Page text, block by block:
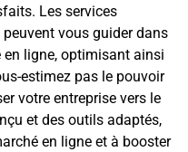
Les services
vous guider dans
ligne, optimisant ainsi
estimez pas le pouvoir
votre entreprise vers le
et des outils adaptés,
en ligne et à booster